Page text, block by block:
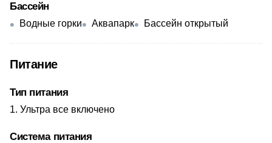
Бассейн
Водные горки Аквапарк Бассейн открытый
Питание
Тип питания
Ультра все включено
Система питания